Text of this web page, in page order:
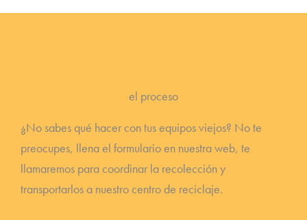
el proceso
¿No sabes qué hacer con tus equipos viejos? No te
preocupes, llena el formulario en nuestra web, te
llamaremos para coordinar la recolección y
transportarlos a nuestro centro de reciclaje.